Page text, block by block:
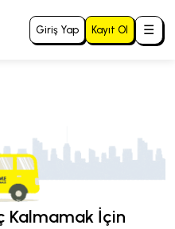
Giriş Yap Kayıt Ol ☰
Kalmamakİçin